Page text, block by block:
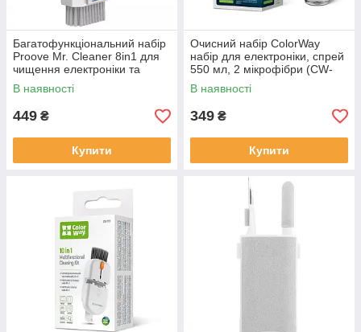
Багатофункціональний набір
Proove Mr. Cleaner 8in1 для
чищення електроніки та
ґаджетів White
(MCS00000802)
В наявності
449 ₴
Купити
Очисний набір ColorWay
набір для електроніки, спрей
550 мл, 2 мікрофібри (CW-
5500)
В наявності
349 ₴
Купити